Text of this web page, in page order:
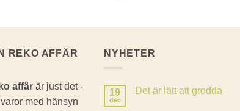
REKO AFFÄR
affär är just det -
med hänsyn
NYHETER
19
dec
Det är lätt att grodda